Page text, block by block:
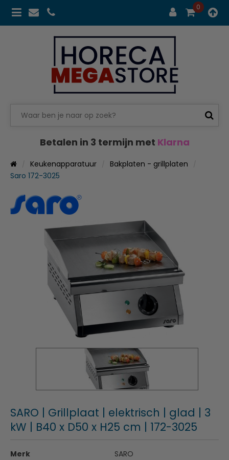
0
Betalen in 3 termijn met Klarna
Keukenapparatuur
Bakplaten - grillplaten
Saro 172-3025
SARO | Grillplaat | elektrisch | glad | 3
kW | B40 x D50 x H25 cm | 172-3025
Merk
SARO